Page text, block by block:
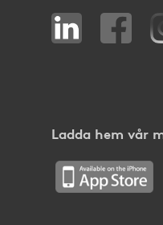
Ladda hem vår